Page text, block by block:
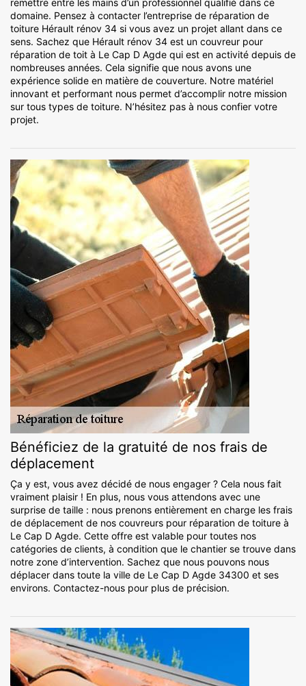
remettre entre les mains d’un professionnel qualifié dans ce
domaine. Pensez à contacter l’entreprise de réparation de
toiture Hérault rénov 34 si vous avez un projet allant dans ce
sens. Sachez que Hérault rénov 34 est un couvreur pour
réparation de toit à Le Cap D Agde qui est en activité depuis de
nombreuses années. Cela signifie que nous avons une
expérience solide en matière de couverture. Notre matériel
innovant et performant nous permet d’accomplir notre mission
sur tous types de toiture. N’hésitez pas à nous confier votre
projet.
Bénéficiez de la gratuité de nos frais de
déplacement
Ça y est, vous avez décidé de nous engager ? Cela nous fait
vraiment plaisir ! En plus, nous vous attendons avec une
surprise de taille : nous prenons entièrement en charge les frais
de déplacement de nos couvreurs pour réparation de toiture à
Le Cap D Agde. Cette offre est valable pour toutes nos
catégories de clients, à condition que le chantier se trouve dans
notre zone d’intervention. Sachez que nous pouvons nous
déplacer dans toute la ville de Le Cap D Agde 34300 et ses
environs. Contactez-nous pour plus de précision.